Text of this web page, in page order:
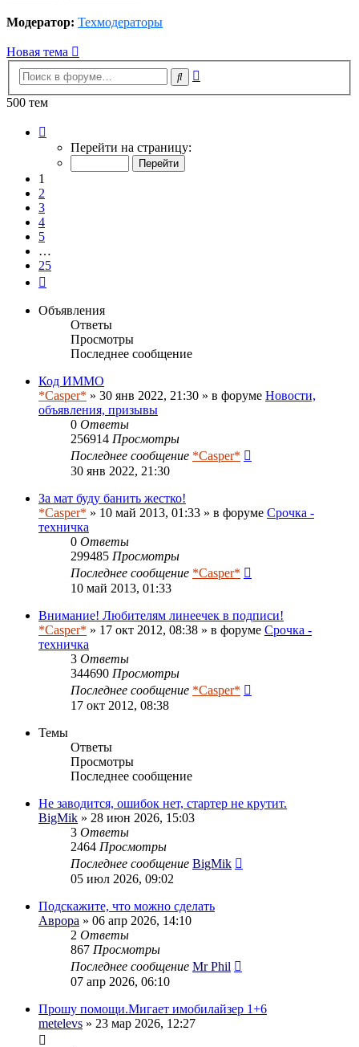
Модератор: Техмодераторы
Новая тема
Поиск
500 тем
Перейти на страницу:
1
2
3
4
5
…
25
Объявления
Ответы
Просмотры
Последнее сообщение
Код ИММО
*Casper* » 30 янв 2022, 21:30 » в форуме Новости,
объявления, призывы
0 Ответы
256914 Просмотры
Последнее сообщение *Casper*
30 янв 2022, 21:30
За мат буду банить жестко!
*Casper* » 10 май 2013, 01:33 » в форуме Срочка -
техничка
0 Ответы
299485 Просмотры
Последнее сообщение *Casper*
10 май 2013, 01:33
Внимание! Любителям линеечек в подписи!
*Casper* » 17 окт 2012, 08:38 » в форуме Срочка -
техничка
3 Ответы
344690 Просмотры
Последнее сообщение *Casper*
17 окт 2012, 08:38
Темы
Ответы
Просмотры
Последнее сообщение
Не заводится, ошибок нет, стартер не крутит.
BigMik » 28 июн 2026, 15:03
3 Ответы
2464 Просмотры
Последнее сообщение BigMik
05 июл 2026, 09:02
Подскажите, что можно сделать
Аврора » 06 апр 2026, 14:10
2 Ответы
867 Просмотры
Последнее сообщение Mr Phil
07 апр 2026, 06:10
Прошу помощи.Мигает имобилайзер 1+6
metelevs » 23 мар 2026, 12:27